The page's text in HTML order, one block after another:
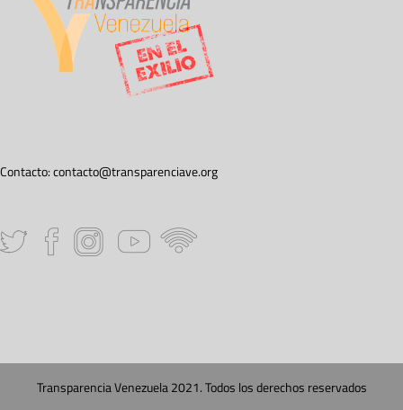
Contacto:contacto@transparenciave.org
Transparencia Venezuela 2021. Todos los derechos reservados